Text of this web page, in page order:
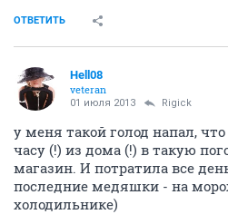
ОТВЕТИТЬ
Hell08
veteran
01 июля 2013 Rigick
у меня такой голод напал,
часу (!) из дома (!) в такую
магазин. И потратила все
последние медяшки - на
холодильнике)